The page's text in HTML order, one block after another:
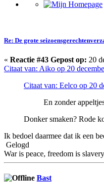
Re: De grote
« Reactie #43 Gepost op: 20
Citaat van: Aiko op 20
Citaat van: Eelco op 20
En zonder
Donker smaken? Rode
Ik bedoel daarmee dat ik een
Gelogd
War is peace, freedom is
Bast